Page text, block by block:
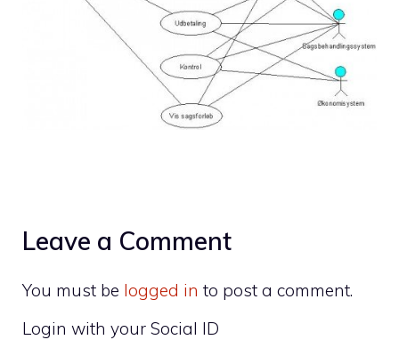
Leave a Comment
You must be logged in to post a comment.
Login with your Social ID